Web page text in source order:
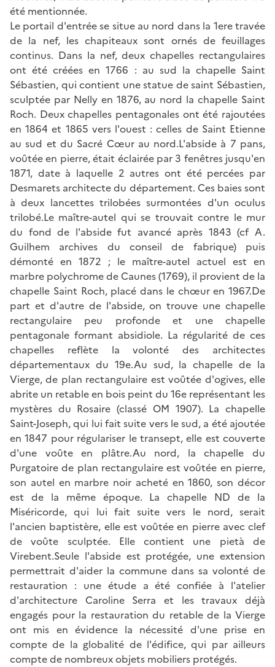
été mentionnée.
Le portail d'entrée se situe au nord dans la 1ere travée
de la nef, les chapiteaux sont ornés de feuillages
continus. Dans la nef, deux chapelles rectangulaires
ont été créées en 1766 : au sud la chapelle Saint
Sébastien, qui contient une statue de saint Sébastien,
sculptée par Nelly en 1876, au nord la chapelle Saint
Roch. Deux chapelles pentagonales ont été rajoutées
en 1864 et 1865 vers l'ouest : celles de Saint Etienne
au sud et du Sacré Cœur au nord.L'abside à 7 pans,
voûtée en pierre, était éclairée par 3 fenêtres jusqu'en
1871, date à laquelle 2 autres ont été percées par
Desmarets architecte du département. Ces baies sont
à deux lancettes trilobées surmontées d'un oculus
trilobé.Le maître-autel qui se trouvait contre le mur
du fond de l'abside fut avancé après 1843 (cf A.
Guilhem archives du conseil de fabrique) puis
démonté en 1872 ; le maître-autel actuel est en
marbre polychrome de Caunes (1769), il provient de la
chapelle Saint Roch, placé dans le chœur en 1967.De
part et d'autre de l'abside, on trouve une chapelle
rectangulaire peu profonde et une chapelle
pentagonale formant absidiole. La régularité de ces
chapelles reflète la volonté des architectes
départementaux du 19e.Au sud, la chapelle de la
Vierge, de plan rectangulaire est voûtée d'ogives, elle
abrite un retable en bois peint du 16e représentant les
mystères du Rosaire (classé OM 1907). La chapelle
Saint-Joseph, qui lui fait suite vers le sud, a été ajoutée
en 1847 pour régulariser le transept, elle est couverte
d'une voûte en plâtre.Au nord, la chapelle du
Purgatoire de plan rectangulaire est voûtée en pierre,
son autel en marbre noir acheté en 1860, son décor
est de la même époque. La chapelle ND de la
Miséricorde, qui lui fait suite vers le nord, serait
l'ancien baptistère, elle est voûtée en pierre avec clef
de voûte sculptée. Elle contient une pietà de
Virebent.Seule l'abside est protégée, une extension
permettrait d'aider la commune dans sa volonté de
restauration : une étude a été confiée à l'atelier
d'architecture Caroline Serra et les travaux déjà
engagés pour la restauration du retable de la Vierge
ont mis en évidence la nécessité d'une prise en
compte de la globalité de l'édifice, qui par ailleurs
compte de nombreux objets mobiliers protégés.